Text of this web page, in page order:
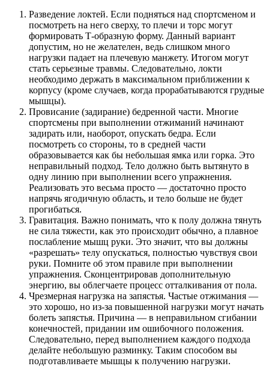
Разведение локтей. Если подняться над спортсменом и
посмотреть на него сверху, то плечи и торс могут
формировать Т-образную форму. Данный вариант
допустим, но не желателен, ведь слишком много
нагрузки падает на плечевую манжету. Итогом могут
стать серьезные травмы. Следовательно, локти
необходимо держать в максимальном приближении к
корпусу (кроме случаев, когда прорабатываются грудные
мышцы).
Провисание (задирание) бедренной части. Многие
спортсмены при выполнении отжиманий начинают
задирать или, наоборот, опускать бедра. Если
посмотреть со стороны, то в средней части
образовывается как бы небольшая ямка или горка. Это
неправильный подход. Тело должно быть вытянуто в
одну линию при выполнении всего упражнения.
Реализовать это весьма просто — достаточно просто
напрячь ягодичную область, и тело больше не будет
прогибаться.
Гравитация. Важно понимать, что к полу должна тянуть
не сила тяжести, как это происходит обычно, а плавное
послабление мышц руки. Это значит, что вы должны
«разрешать» телу опускаться, полностью чувствуя свои
руки. Помните об этом правиле при выполнении
упражнения. Сконцентрировав дополнительную
энергию, вы облегчаете процесс отталкивания от пола.
Чрезмерная нагрузка на запястья. Частые отжимания —
это хорошо, но из-за повышенной нагрузки могут начать
болеть запястья. Причина — в неправильном сгибании
конечностей, придании им ошибочного положения.
Следовательно, перед выполнением каждого подхода
делайте небольшую разминку. Таким способом вы
подготавливаете мышцы к получению нагрузки.